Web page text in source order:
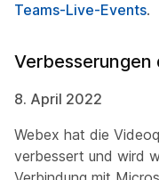
Teams-Live-Events.
8. April 2022
Webex hat die
verbessert und wird